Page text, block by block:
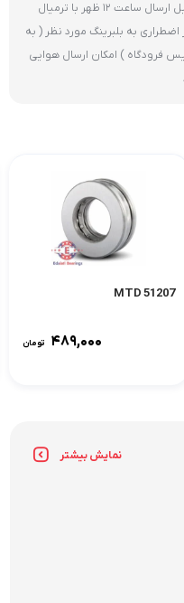
ساعت 12 ظهر با ترمیال
به بلبرینگ مورد نظر ( به
فرودگاه ) امکان ارسال هوایی
51207 MTD
۴۸۹,۰۰۰ تومان
نمایش بیشتر